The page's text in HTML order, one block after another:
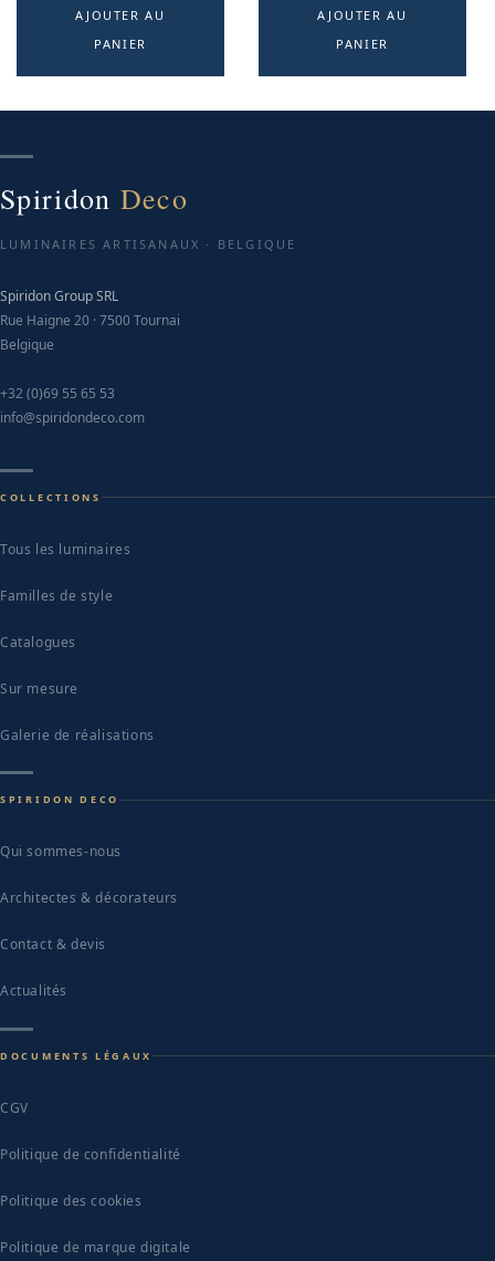
AJOUTER AU
PANIER
AJOUTER AU
PANIER
Spiridon Deco
LUMINAIRES ARTISANAUX · BELGIQUE
Spiridon Group SRL
Rue Haigne 20 · 7500 Tournai
Belgique
+32 (0)69 55 65 53
info@spiridondeco.com
COLLECTIONS
Tous les luminaires
Familles de style
Catalogues
Sur mesure
Galerie de réalisations
SPIRIDON DECO
Qui sommes-nous
Architectes & décorateurs
Contact & devis
Actualités
DOCUMENTS LÉGAUX
CGV
Politique de confidentialité
Politique des cookies
Politique de marque digitale